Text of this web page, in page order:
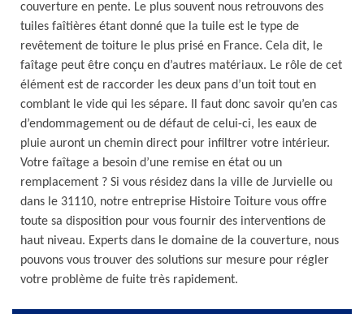
couverture en pente. Le plus souvent nous retrouvons des
tuiles faîtières étant donné que la tuile est le type de
revêtement de toiture le plus prisé en France. Cela dit, le
faîtage peut être conçu en d’autres matériaux. Le rôle de cet
élément est de raccorder les deux pans d’un toit tout en
comblant le vide qui les sépare. Il faut donc savoir qu’en cas
d’endommagement ou de défaut de celui-ci, les eaux de
pluie auront un chemin direct pour infiltrer votre intérieur.
Votre faîtage a besoin d’une remise en état ou un
remplacement ? Si vous résidez dans la ville de Jurvielle ou
dans le 31110, notre entreprise Histoire Toiture vous offre
toute sa disposition pour vous fournir des interventions de
haut niveau. Experts dans le domaine de la couverture, nous
pouvons vous trouver des solutions sur mesure pour régler
votre problème de fuite très rapidement.